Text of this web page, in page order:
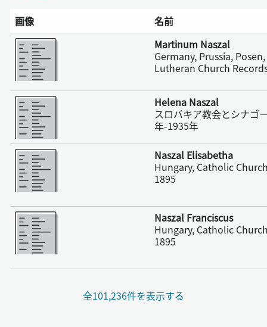
画像
名前
さらに表示
Martinum Naszal
Germany, Prussia,
Lutheran Church
さらに表示
Helena Naszal
スロバキア教会とシナゴ
年-1935年
さらに表示
Naszal Elisabetha
Hungary, Catholic
1895
さらに表示
Naszal Franciscus
Hungary, Catholic
1895
全101,236件を表示する